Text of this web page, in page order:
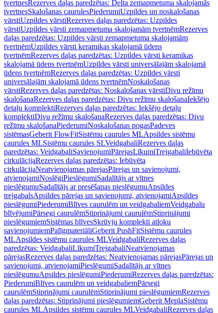
tvertnesRezerves daļas paredzētas: Delta zemapmetuma skalojamās
tvertnesSkalošanas caurulesPiederumiUzpildes un noskalošanas
vārstiUzpildes vārstiRezerves daļas paredzētas: Uzpildes
vārstiUzpildes vārsti zemapmetuma skalojamām tvertnēmRezerves
daļas paredzētas: Uzpildes vārsti zemapmetuma skalojamām
tvertnēmUzpildes vārsti keramikas skalojamā ūdens
tvertnēmRezerves daļas paredzētas: Uzpildes vārsti keramikas
skalojamā ūdens tvertnēmUzpildes vārsti universālajām skalojamā
ūdens tvertnēmRezerves daļas paredzētas: Uzpildes vārsti
universālajām skalojamā ūdens tvertnēmNoskalošanas
vārstiRezerves daļas paredzētas: Noskalošanas vārstiDivu režīmu
skalošanaRezerves daļas paredzētas: Divu režīmu skalošanaIekšējo
detaļu komplektiRezerves daļas paredzētas: Iekšējo detaļu
komplektiDivu režīmu skalošanaRezerves daļas paredzētas: Divu
režīmu skalošanaPiederumiNoskalošanas pogasPadeves
sistēmasGeberit FlowFitSistēmu caurules MLApsildes sistēmu
caurules MLSistēmu caurules SLVeidgabaliRezerves daļas
paredzētas: VeidgabaliSavienojumiPārejasLīkumiTrejgabaliIebūvēta
cirkulācijaRezerves daļas paredzētas: Iebūvēta
cirkulācijaNeatvienojamas pārejasPārejas un savienojumi,
atvienojamiNoslēgiPieslēgumiSadalītājs ar vītnes
pieslēgumuSadalītājs ar presēšanas pieslēgumuApsildes
trejgabalsApsildes pārejas un savienojumi, atvienojamiApsildes
pieslēgumiPiederumiBlīves caurulēm un veidgabaliemVeidgabalu
blīvējumiPārsegi caurulēmStiprinājumi caurulēmStiprinājumi
pieslēgumiemSistēmas blīvesSkrūvju komplekti atloku
savienojumiemPalīgmateriāliGeberit PushFitSistēmu caurules
MLApsildes sistēmu caurules MLVeidgabaliRezerves daļas
paredzētas: VeidgabaliLīkumiTrejgabaliNeatvienojamas
pārejasRezerves daļas paredzētas: Neatvienojamas pārejasPārejas un
savienojumi, atvienojamiPieslēgumiSadalītājs ar vītnes
pieslēgumuApsildes pieslēgumiPiederumiRezerves daļas paredzētas:
PiederumiBlīves caurulēm un veidgabaliemPārsegi
caurulēmStiprinājumi caurulēmStiprinājumi pieslēgumiemRezerves
daļas paredzētas: Stiprinājumi pieslēgumiemGeberit MeplaSistēmu
caurules MLApsildes sistēmu caurules MLVeidgabaliRezerves daļas